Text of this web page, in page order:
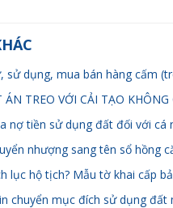
sử dụng, mua bán hàng cấm
ÁN TREO VỚI CẢI TẠO
nợ tiền sử dụng đất đối với cá
nhượng sang tên sổ hồng
lục hộ tịch? Mẫu tờ khai cấp
chuyển mục đích sử dụng đất